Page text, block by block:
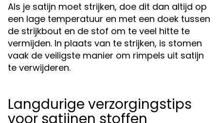
Als je satijn moet strijken, doe dit dan altijd op
een lage temperatuur en met een doek tussen
de strijkbout en de stof om te veel hitte te
vermijden. In plaats van te strijken, is stomen
vaak de veiligste manier om rimpels uit satijn
te verwijderen.
Langdurige verzorgingstips
voor satijnen stoffen